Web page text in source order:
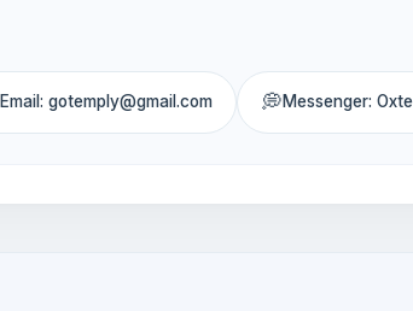
Email: gotemply@gmail.com 💭Messenger: